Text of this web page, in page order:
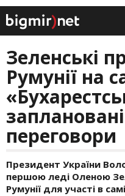
Зеленські
Румунії на
переговори
Президент України
першою леді Оленою
Румунії для участі в